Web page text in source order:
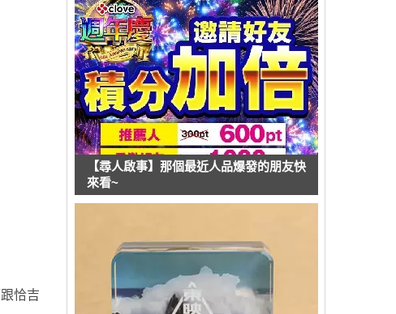
恰吉
【尋人啟事】那個最近人品爆發的朋友快
來看~